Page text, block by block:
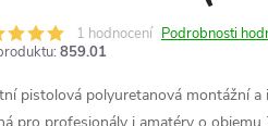
1 hodnocení Podrobnosti
859.01
pistolová polyuretanová montážní a